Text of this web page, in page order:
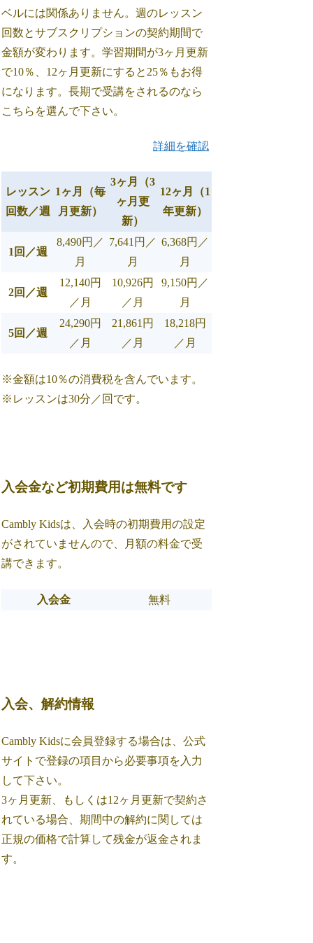
ベルには関係ありません。週のレッスン
回数とサブスクリプションの契約期間で
金額が変わります。学習期間が3ヶ月更新
で10％、12ヶ月更新にすると25％もお得
になります。長期で受講をされるのなら
こちらを選んで下さい。
詳細を確認
レッスン
回数／週
1ヶ月（毎
月更新）
3ヶ月（3
ヶ月更
新）
12ヶ月（1
年更新）
1回／週
8,490円／
月
7,641円／
月
6,368円／
月
2回／週
12,140円
／月
10,926円
／月
9,150円／
月
5回／週
24,290円
／月
21,861円
／月
18,218円
／月
※金額は10％の消費税を含んでいます。
※レッスンは30分／回です。
入会金など初期費用は無料です
Cambly Kidsは、入会時の初期費用の設定
がされていませんので、月額の料金で受
講できます。
入会金 無料
入会、解約情報
Cambly Kidsに会員登録する場合は、公式
サイトで登録の項目から必要事項を入力
して下さい。
3ヶ月更新、もしくは12ヶ月更新で契約さ
れている場合、期間中の解約に関しては
正規の価格で計算して残金が返金されま
す。